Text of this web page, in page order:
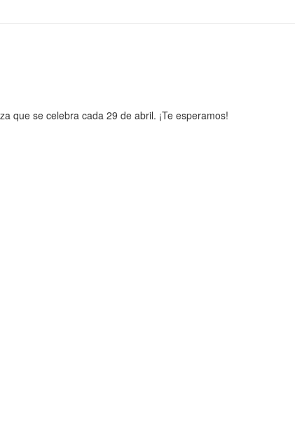
que se celebra cada 29 de abril. ¡Te esperamos!